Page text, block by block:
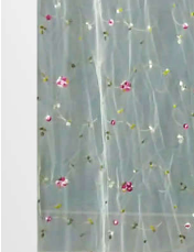
Qu’est-ce que la grandeur ?